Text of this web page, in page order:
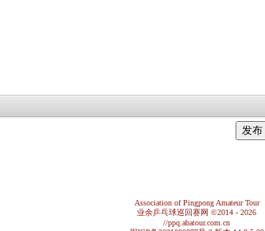
Association of Pingpong Amateur Tour
业余乒乓球巡回赛网 ©2014 - 2026
//ppq.abatour.com.cn